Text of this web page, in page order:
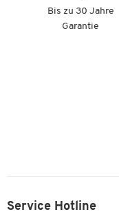
Bis zu 30 Jahre
Garantie
Service Hotline